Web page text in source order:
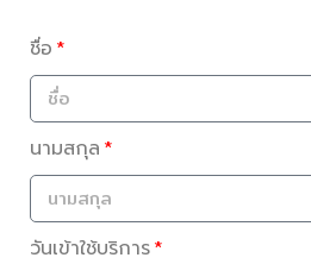
ชื่อ
นามสกุล
วันเข้าใช้บริการ